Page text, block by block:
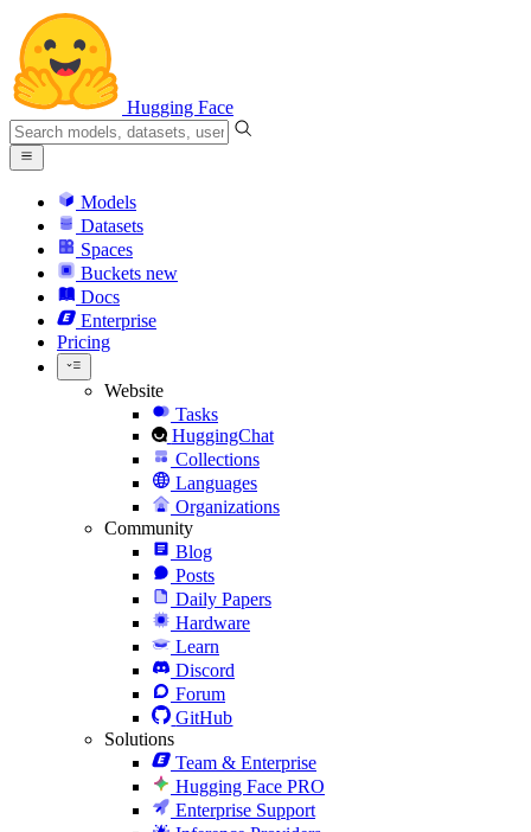
Hugging Face
Models
Datasets
Spaces
Buckets new
Docs
Enterprise
Pricing
Website
Tasks
HuggingChat
Collections
Languages
Organizations
Community
Blog
Posts
Daily Papers
Hardware
Learn
Discord
Forum
GitHub
Solutions
Team & Enterprise
Hugging Face PRO
Enterprise Support